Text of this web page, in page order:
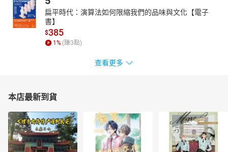
扁平時代：演算法如何限縮我們的品味與文化【電子
書】
$385
1% (賺3點)
查看更多
本店最新到貨